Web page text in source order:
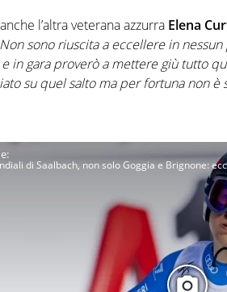
l’altra veterana azzurra Elena
Non sono riuscita a eccellere in
in gara proverò a mettere giù tutto
su quel salto ma per fortuna non è
di Saalbach, non solo Goggia e Brignone: